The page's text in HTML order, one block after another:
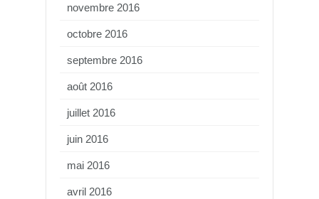
novembre 2016
octobre 2016
septembre 2016
août 2016
juillet 2016
juin 2016
mai 2016
avril 2016